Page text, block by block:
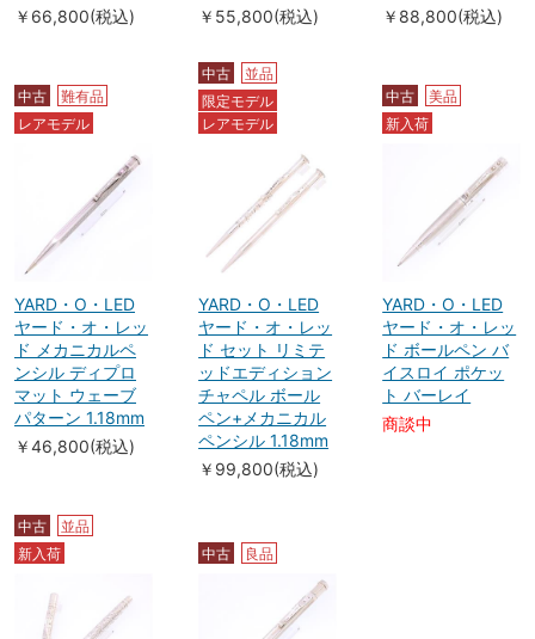
￥66,800(税込)
￥55,800(税込)
￥88,800(税込)
中古
難有品
レアモデル
YARD・O・LED
ヤード・オ・レッ
ド メカニカルペ
ンシル ディプロ
マット ウェーブ
パターン 1.18mm
￥46,800(税込)
中古
並品
限定モデル
レアモデル
YARD・O・LED
ヤード・オ・レッ
ド セット リミテ
ッドエディション
チャペル ボール
ペン+メカニカル
ペンシル 1.18mm
￥99,800(税込)
中古
美品
新入荷
YARD・O・LED
ヤード・オ・レッ
ド ボールペン バ
イスロイ ポケッ
ト バーレイ
商談中
中古
並品
新入荷
中古 良品